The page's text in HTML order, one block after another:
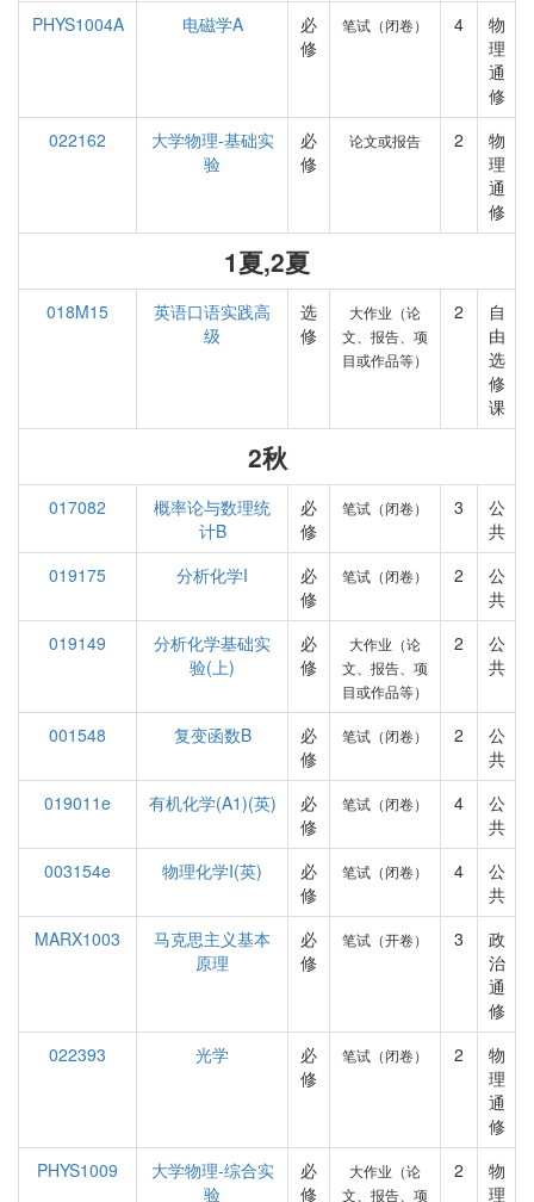
PHYS1004A
电磁学A
必
修
笔试（闭卷） 4
物
理
通
修
022162
大学物理-基础实
验
必
修
论文或报告 2
物
理
通
修
1夏,2夏
018M15
英语口语实践高
级
选
修
大作业（论
文、报告、项
目或作品等）
2
自
由
选
修
课
2秋
017082
概率论与数理统
计B
必
修
笔试（闭卷） 3
公
共
019175
分析化学I
必
修
笔试（闭卷） 2
公
共
019149
分析化学基础实
验(上)
必
修
大作业（论
文、报告、项
目或作品等）
2
公
共
001548 复变函数B
必
修
笔试（闭卷） 2
公
共
019011e
有机化学(A1)(英)
必
修
笔试（闭卷） 4
公
共
003154e
物理化学I(英)
必
修
笔试（闭卷） 4
公
共
MARX1003
马克思主义基本
原理
必
修
笔试（开卷） 3
政
治
通
修
022393
光学
必
修
笔试（闭卷） 2
物
理
通
修
PHYS1009
大学物理-综合实
验
必
修
大作业（论
文、报告、项
2
物
理